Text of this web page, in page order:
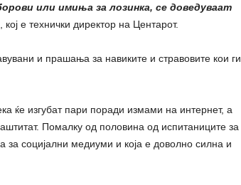
или имиња за лозинка, се доведуваат
е технички директор на Центарот.
и прашања за навиките и стравовите кои ги
ќе изгубат пари поради измами на интернет, а
Помалку од половина од испитаниците за
за социјални медиуми и која е доволно силна и